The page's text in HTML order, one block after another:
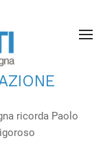
ricorda Paolo